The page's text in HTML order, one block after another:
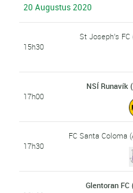
20 Augustus 2020
15h30
St Joseph's FC
17h00
NSÍ Runavík
17h30
FC Santa Coloma
Glentoran FC